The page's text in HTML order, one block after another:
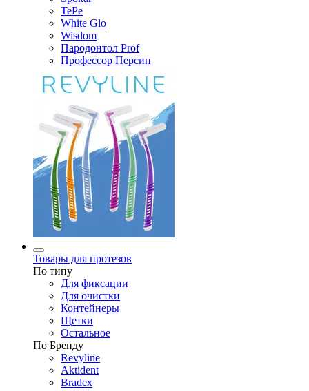
TePe
White Glo
Wisdom
Пародонтол Prof
Профессор Персин
Товары для протезов
По типу
Для фиксации
Для очистки
Контейнеры
Щетки
Остальное
По Бренду
Revyline
Aktident
Bradex